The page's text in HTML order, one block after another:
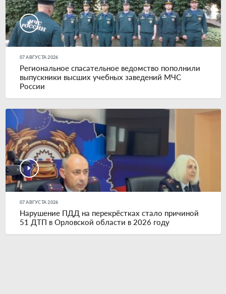
07 АВГУСТА 2026
Региональное спасательное ведомство пополнили
выпускники высших учебных заведений МЧС
России
07 АВГУСТА 2026
Нарушение ПДД на перекрёстках стало причиной
51 ДТП в Орловской области в 2026 году